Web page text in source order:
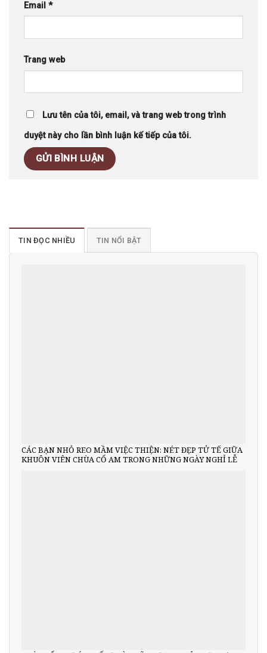
Email *
Trang web
Lưu tên của tôi, email, và trang web trong trình
duyệt này cho lần bình luận kế tiếp của tôi.
TIN ĐỌC NHIỀU TIN NỔI BẬT
CÁC BẠN NHỎ REO MẦM VIỆC THIỆN: NÉT ĐẸP TỬ TẾ GIỮA
KHUÔN VIÊN CHÙA CỔ AM TRONG NHỮNG NGÀY NGHỈ LỄ